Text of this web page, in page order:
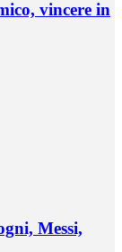
vincere in
Messi,